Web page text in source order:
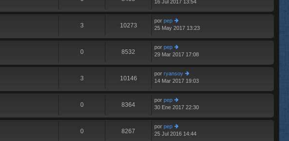
m
e
n
s
er
o
m
e
n
s
16 Jul 2017 13:54
3 10273
por pep
er
o
m
e
n
s
25 May 2017 13:23
0 8532
por pep
er
o
m
e
n
s
29 Mar 2017 17:08
3 10146
por ryansoy
er
m
e
s
14 Mar 2017 19:03
0 8364
por pep
er
o
m
30 Ene 2017 22:30
0 8267
por pep
er
25 Jul 2016 14:44